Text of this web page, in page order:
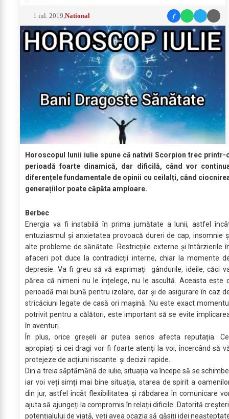
1 iul. 2019 ,National f
Horoscopul lunii iulie spune că nativii Scorpion trec printr-
perioadă foarte dinamică, dar dificilă, când vor
diferențele fundamentale de opinii cu ceilalți, când
generațiilor poate căpăta amploare.
Berbec
Energia va fi instabilă în prima jumătate a lunii, astfel
entuziasmul și anxietatea provoacă dureri de cap, insomnie
alte probleme de sănătate. Restricțiile externe și întârzierile
afaceri pot duce la contradicții interne, chiar la momente
depresie. Va fi greu să vă exprimați gândurile, ideile, căci
părea că nimeni nu le înțelege, nu le ascultă. Aceasta este
perioadă mai bună pentru izolare, dar și de asigurare în caz
stricăciuni legate de casă ori mașină. Nu este exact
potrivit pentru a călători, este important să se evite
în aventuri.
În plus, orice greșeli ar putea serios afecta reputația.
apropiați și cei dragi vor fi foarte atenți la voi, încercând să
protejeze de acțiuni riscante și decizii rapide.
Din a treia săptămănă de iulie, situația va începe să se
iar voi veți simți mai bine situația, starea de spirit a
din jur, astfel încât flexibilitatea și răbdarea în comunicare
ajuta să ajungeți la compromis în relații dificile. Datorită
potențialului de viață, veți avea ocazia să găsiți idei